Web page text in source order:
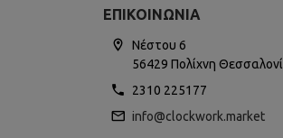
ΕΠΙΚΟΙΝΩΝΊΑ
Νέστου 6
56429 Πολίχνη
2310 225177
info@clockwork.market